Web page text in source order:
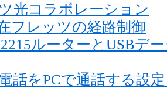
光コラボレーション
フレッツの経路制御
ルーターとUSBデ
話をPCで通話する設